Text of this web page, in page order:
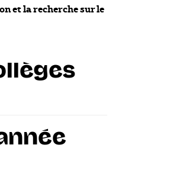
et la recherche sur le